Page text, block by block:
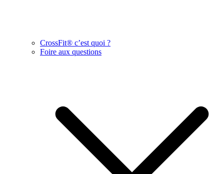
CrossFit® c’est quoi ?
Foire aux questions